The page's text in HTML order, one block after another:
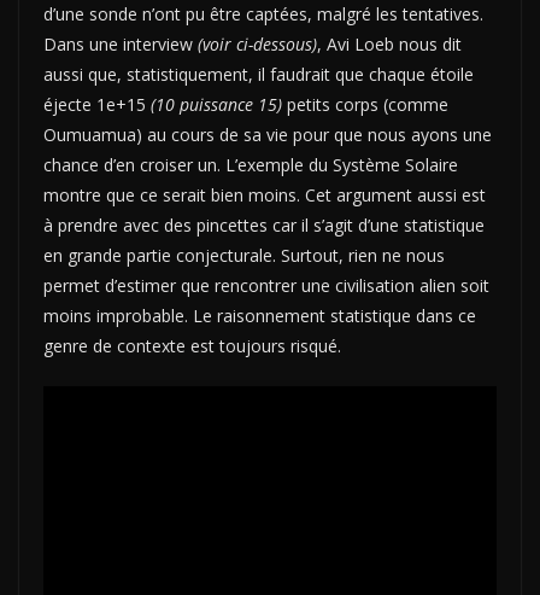
d’une sonde n’ont pu être captées, malgré les tentatives.
Dans une interview (voir ci-dessous), Avi Loeb nous dit
aussi que, statistiquement, il faudrait que chaque étoile
éjecte 1e+15 (10 puissance 15) petits corps (comme
Oumuamua) au cours de sa vie pour que nous ayons une
chance d’en croiser un. L’exemple du Système Solaire
montre que ce serait bien moins. Cet argument aussi est
à prendre avec des pincettes car il s’agit d’une statistique
en grande partie conjecturale. Surtout, rien ne nous
permet d’estimer que rencontrer une civilisation alien soit
moins improbable. Le raisonnement statistique dans ce
genre de contexte est toujours risqué.